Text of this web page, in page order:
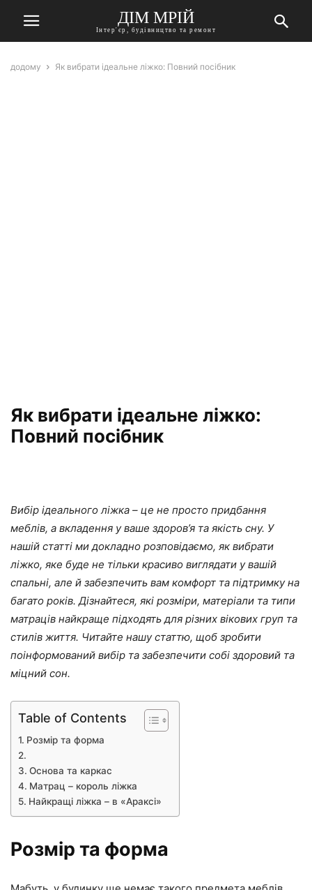
ДІМ МРІЙ
Інтер'єр, будівництво та ремонт
додому Як вибрати ідеальне ліжко: Повний посібник
Як вибрати ідеальне ліжко:
Повний посібник
Вибір ідеального ліжка – це не просто придбання
меблів, а вкладення у ваше здоров’я та якість сну. У
нашій статті ми докладно розповідаємо, як вибрати
ліжко, яке буде не тільки красиво виглядати у вашій
спальні, але й забезпечить вам комфорт та підтримку на
багато років. Дізнайтеся, які розміри, матеріали та типи
матраців найкраще підходять для різних вікових груп та
стилів життя. Читайте нашу статтю, щоб зробити
поінформований вибір та забезпечити собі здоровий та
міцний сон.
Table of Contents
Розмір та форма
Основа та каркас
Матрац – король ліжка
Найкращі ліжка – в «Араксі»
Розмір та форма